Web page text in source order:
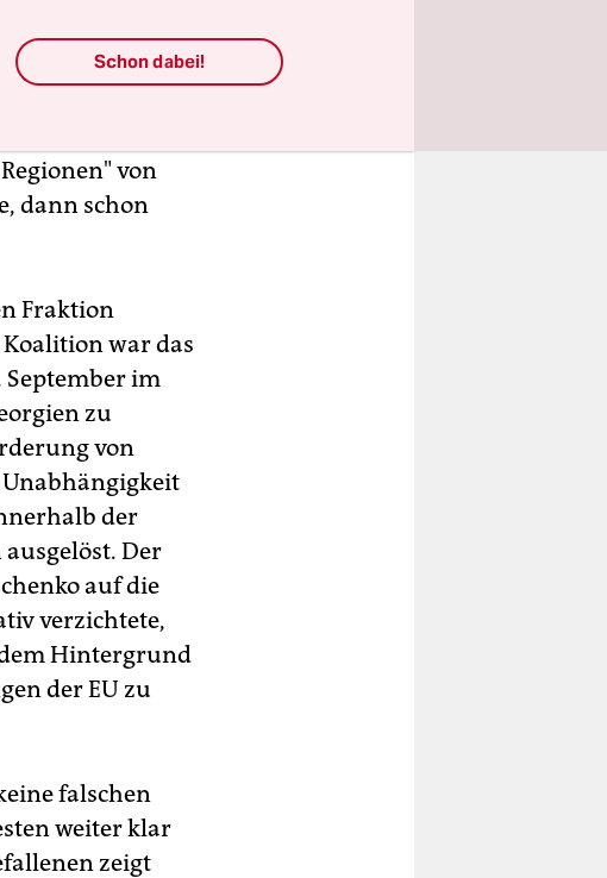
Koalition findet,
das
von
dann schon
Fraktion
war das
im
zu
von
der
Der
auf die
verzichtete,
Hintergrund
der EU zu
falschen
weiter klar
zeigt
Schon dabei!